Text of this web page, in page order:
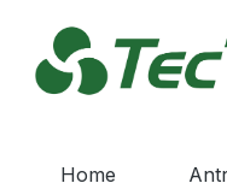
Hauptinhalt springen
Zur Suche springen
Zur
Home